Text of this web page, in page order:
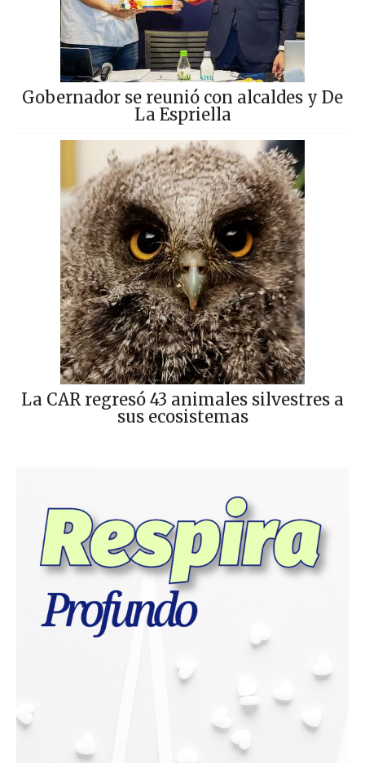
Gobernador se reunió con alcaldes y De
La Espriella
La CAR regresó 43 animales silvestres a
sus ecosistemas